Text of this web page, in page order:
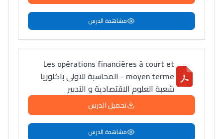
التعليم الثانوي التأهيلي
Collège au Maroc
التعليم الثانوي الإعدادي
مشاهدة الدرس
Les opérations financières à court et
moyen terme - المحاسبة للاولى باكلوريا
شعبة العلوم الاقتصادية و التدبير
تحميل الدرس
مشاهدة الدرس